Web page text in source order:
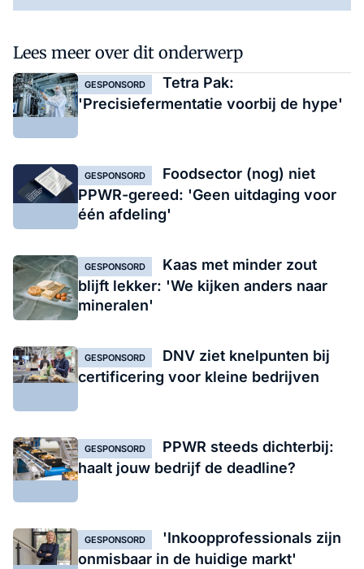
Lees meer over dit onderwerp
GESPONSORD
Tetra Pak:
'Precisiefermentatie voorbij de hype'
GESPONSORD
Foodsector (nog) niet
PPWR-gereed: 'Geen uitdaging voor
één afdeling'
GESPONSORD
Kaas met minder zout
blijft lekker: 'We kijken anders naar
mineralen'
GESPONSORD
DNV ziet knelpunten bij
certificering voor kleine bedrijven
GESPONSORD
PPWR steeds dichterbij:
haalt jouw bedrijf de deadline?
GESPONSORD
'Inkoopprofessionals zijn
onmisbaar in de huidige markt'